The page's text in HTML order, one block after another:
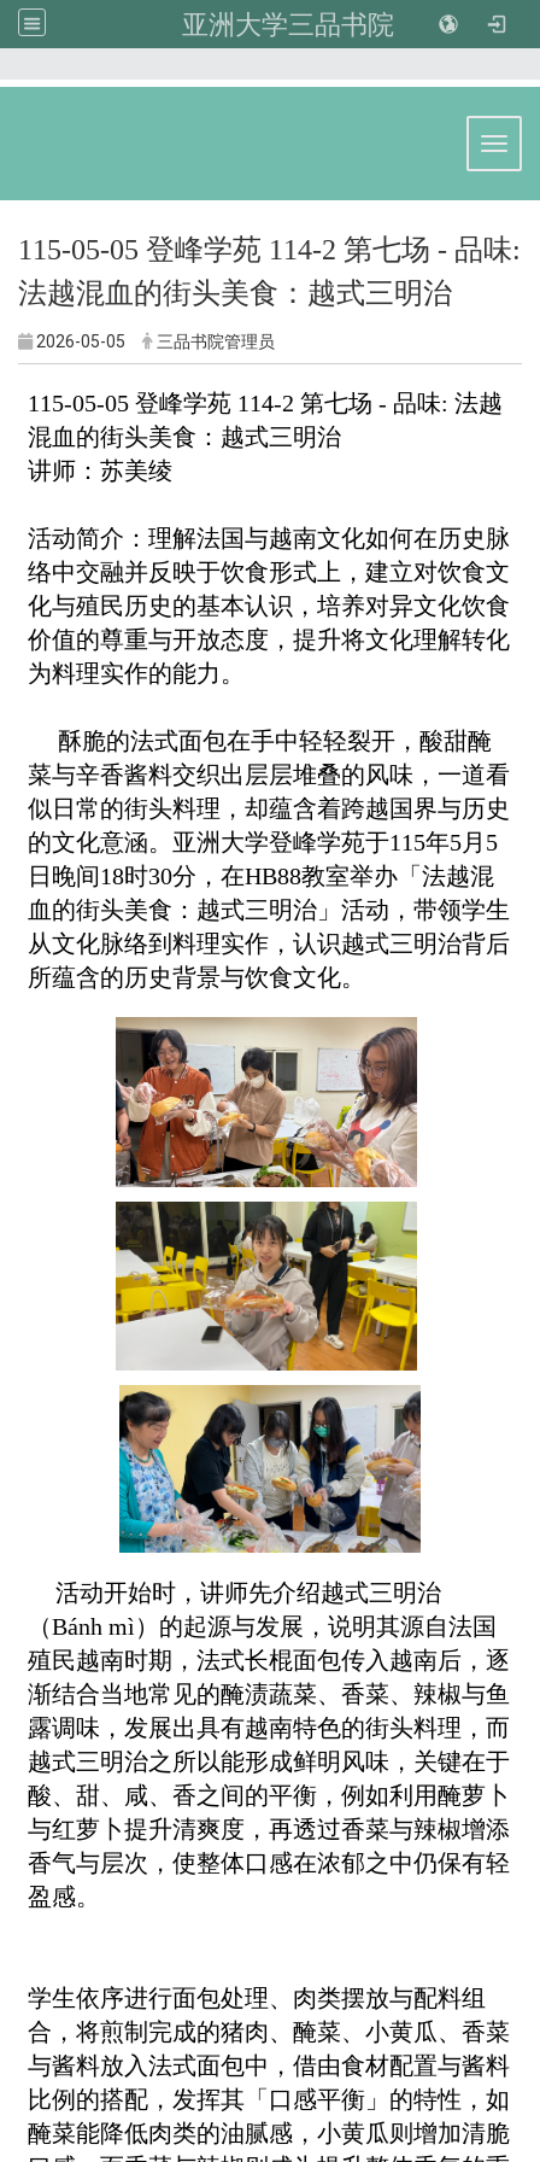
亚洲大学三品书院
115-05-05 登峰学苑 114-2 第七场 - 品味:
法越混血的街头美食：越式三明治
2026-05-05 三品书院管理员
115-05-05 登峰学苑 114-2 第七场 - 品味: 法越
混血的街头美食：越式三明治
讲师：苏美绫
活动简介：理解法国与越南文化如何在历史脉
络中交融并反映于饮食形式上，建立对饮食文
化与殖民历史的基本认识，培养对异文化饮食
价值的尊重与开放态度，提升将文化理解转化
为料理实作的能力。
酥脆的法式面包在手中轻轻裂开，酸甜醃
菜与辛香酱料交织出层层堆叠的风味，一道看
似日常的街头料理，却蕴含着跨越国界与历史
的文化意涵。亚洲大学登峰学苑于115年5月5
日晚间18时30分，在HB88教室举办「法越混
血的街头美食：越式三明治」活动，带领学生
从文化脉络到料理实作，认识越式三明治背后
所蕴含的历史背景与饮食文化。
活动开始时，讲师先介绍越式三明治
（Bánh mì）的起源与发展，说明其源自法国
殖民越南时期，法式长棍面包传入越南后，逐
渐结合当地常见的醃渍蔬菜、香菜、辣椒与鱼
露调味，发展出具有越南特色的街头料理，而
越式三明治之所以能形成鲜明风味，关键在于
酸、甜、咸、香之间的平衡，例如利用醃萝卜
与红萝卜提升清爽度，再透过香菜与辣椒增添
香气与层次，使整体口感在浓郁之中仍保有轻
盈感。
学生依序进行面包处理、肉类摆放与配料组
合，将煎制完成的猪肉、醃菜、小黄瓜、香菜
与酱料放入法式面包中，借由食材配置与酱料
比例的搭配，发挥其「口感平衡」的特性，如
醃菜能降低肉类的油腻感，小黄瓜则增加清脆